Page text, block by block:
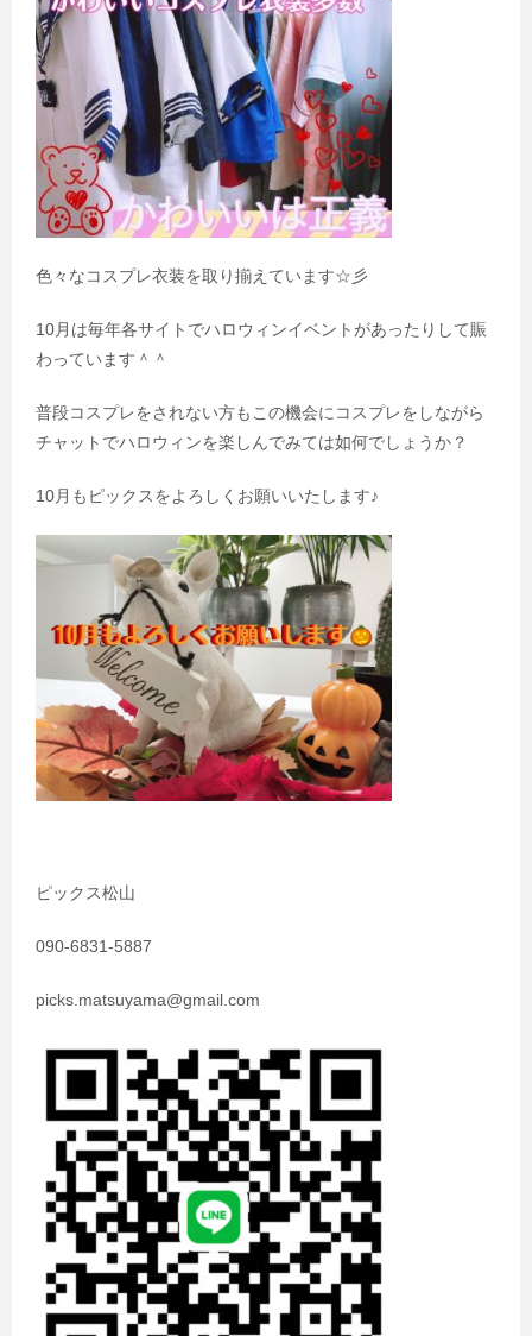
色々なコスプレ衣装を取り揃えています☆彡
10月は毎年各サイトでハロウィンイベントがあったりして賑
わっています＾＾
普段コスプレをされない方もこの機会にコスプレをしながら
チャットでハロウィンを楽しんでみては如何でしょうか？
10月もピックスをよろしくお願いいたします♪
ピックス松山
090-6831-5887
picks.matsuyama@gmail.com